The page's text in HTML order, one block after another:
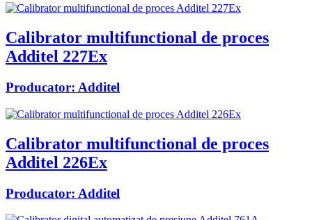
Calibrator multifunctional de proces
Additel 227Ex
Producator: Additel
Calibrator multifunctional de proces
Additel 226Ex
Producator: Additel